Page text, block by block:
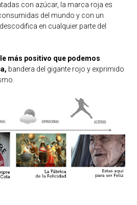
con azúcar, la marca roja es
del mundo y con un
en cualquier parte del
más positivo que podemos
bandera del gigante rojo y exprimido